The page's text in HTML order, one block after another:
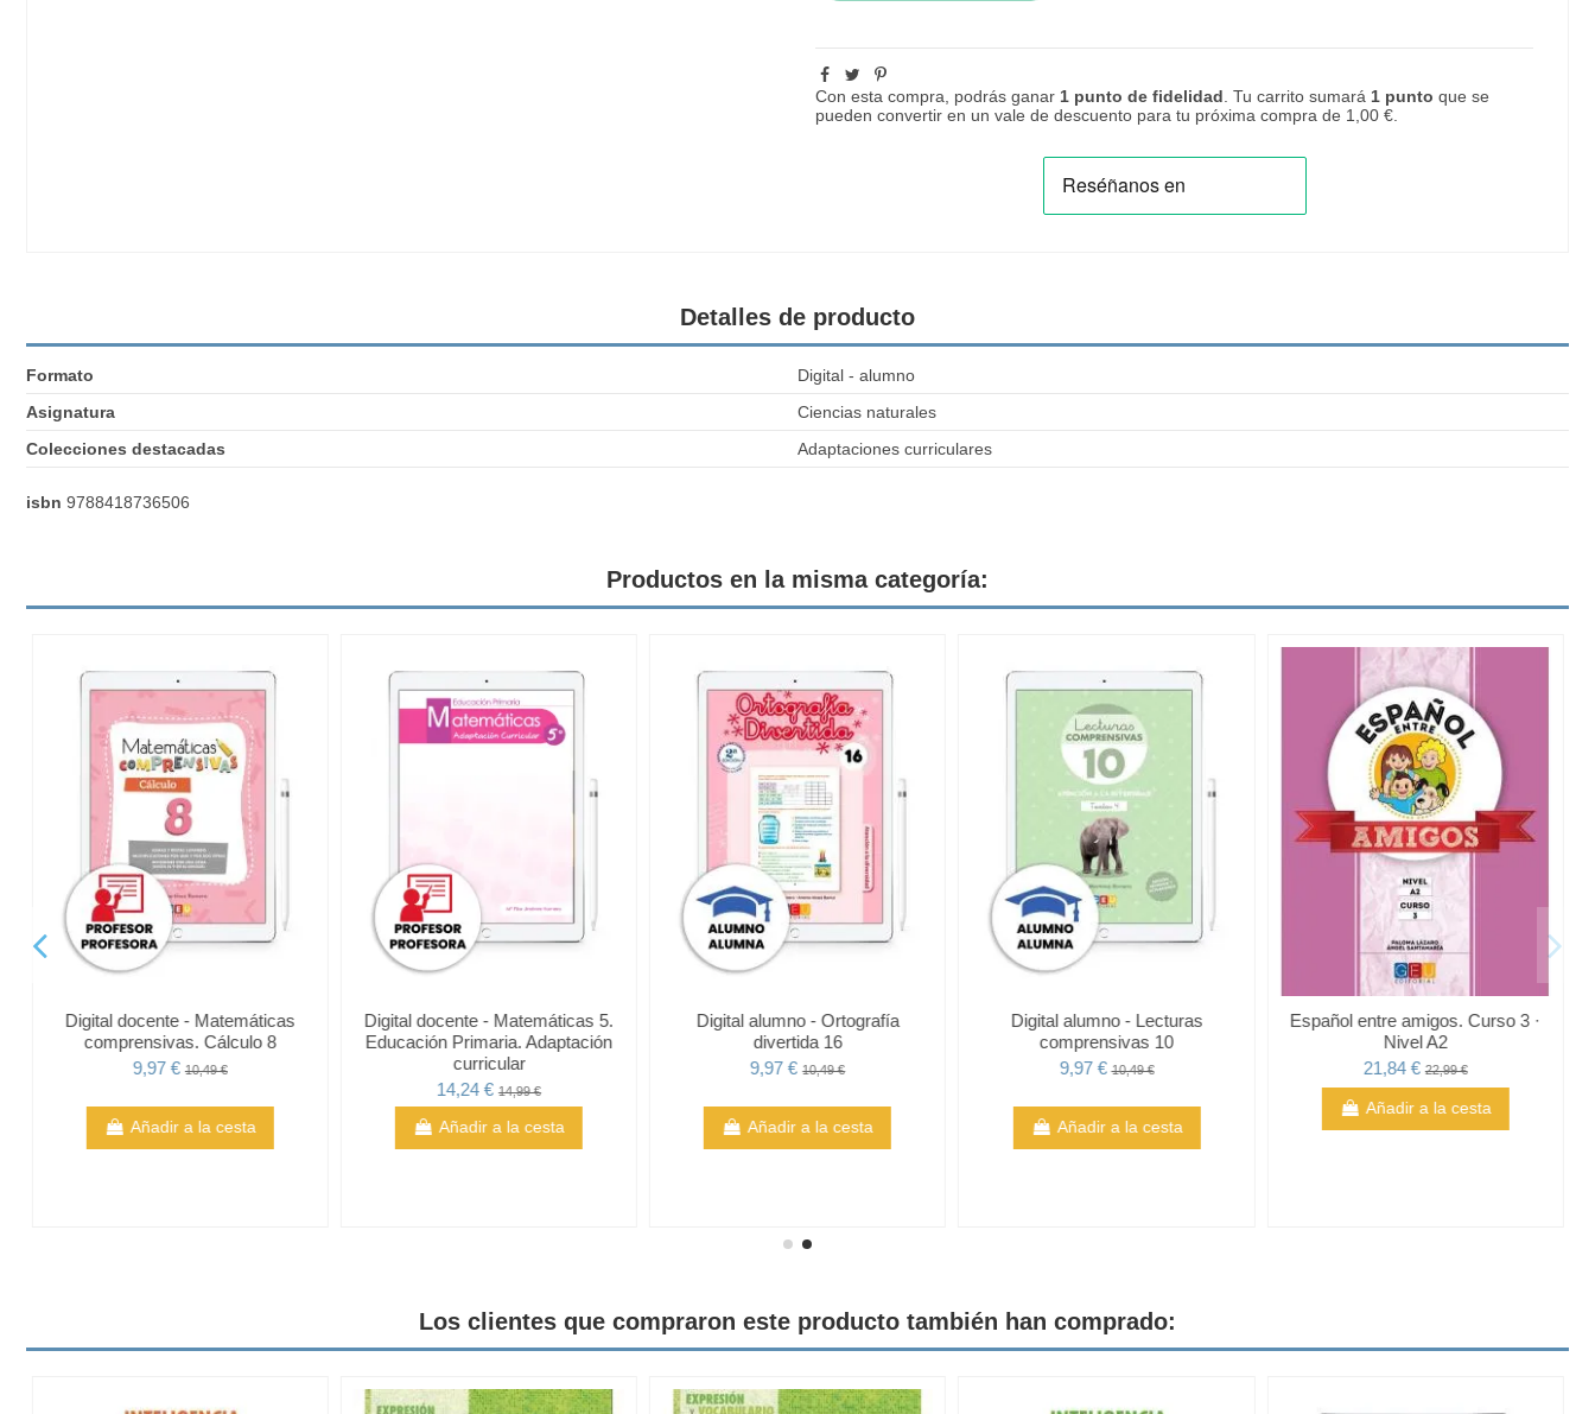
Con esta compra, podrás ganar 1punto de fidelidad . Tu carrito sumará 1punto que se
pueden convertir en un vale de descuento para tu próxima compra de 1,00 €.
Detalles de producto
Formato
Digital - alumno
Asignatura
Ciencias naturales
Colecciones destacadas
Adaptaciones curriculares
isbn 9788418736506
Productos en la misma categoría:
Digital docente - Matemáticas
comprensivas. Cálculo 8
9,97 €10,49 €
Añadir a la cesta
Digital docente - Matemáticas 5.
Educación Primaria. Adaptación
curricular
14,24 € 14,99 €
Añadir a la cesta
Digital alumno - Ortografía
divertida 16
9,97 €10,49 €
Añadir a la cesta
Digital alumno - Lecturas
comprensivas 10
9,97 €10,49 €
Añadir a la cesta
Español entre amigos. Curso 3 ·
Nivel A2
21,84 €22,99 €
Añadir a la cesta
Los clientes que compraron este producto también han comprado: